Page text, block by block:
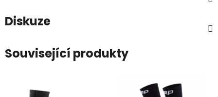
Diskuze
Související produkty